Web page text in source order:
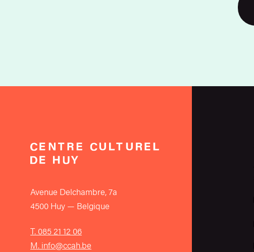
Avenue Delchambre, 7a
4500 Huy — Belgique
T. 085 21 12 06
M. info@ccah.be